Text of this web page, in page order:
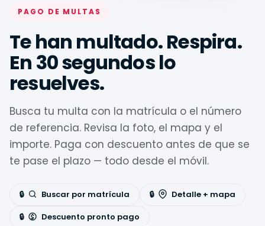
PAGO DE MULTAS
Te han multado. Respira.
En 30 segundos lo
resuelves.
Busca tu multa con la matrícula o el número
de referencia. Revisa la foto, el mapa y el
importe. Paga con descuento antes de que se
te pase el plazo — todo desde el móvil.
Buscar por matrícula
Detalle + mapa
Descuento pronto pago